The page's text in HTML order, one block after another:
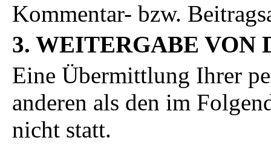
Kommentar- bzw.
3. WEITERGABE VON
Eine Übermittlung Ihrer
anderen als den im
nicht statt.